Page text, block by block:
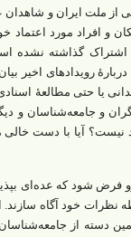
از ملت ایران و
و افراد مورد اعتماد
اشتراک گذاشته نشده
رویدادهای اخیر
یا حتی مطالعۀ
و جامعه‌شناسان و
نیست؟ آیا با دست
فرض شود که عده‌ای
نظرات خود آگاه سازند.
از جامعه‌شناسان